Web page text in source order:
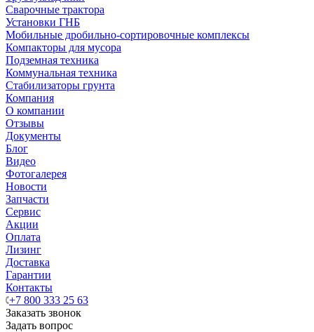
Сварочные трактора
Установки ГНБ
Мобильные дробильно-сортировочные комплексы
Компакторы для мусора
Подземная техника
Коммунальная техника
Стабилизаторы грунта
Компания
О компании
Отзывы
Документы
Блог
Видео
Фотогалерея
Новости
Запчасти
Сервис
Акции
Оплата
Лизинг
Доставка
Гарантии
Контакты
+7 800 333 25 63
Заказать звонок
Задать вопрос